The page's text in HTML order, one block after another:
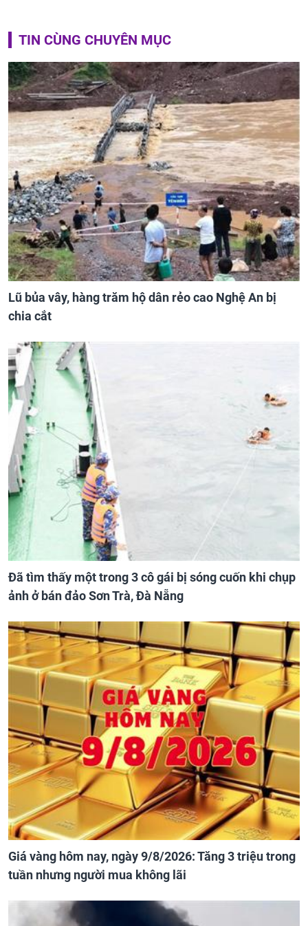
TIN CÙNG CHUYÊN MỤC
Lũ bủa vây, hàng trăm hộ dân rẻo cao Nghệ An bị
chia cắt
Đã tìm thấy một trong 3 cô gái bị sóng cuốn khi chụp
ảnh ở bán đảo Sơn Trà, Đà Nẵng
Giá vàng hôm nay, ngày 9/8/2026: Tăng 3 triệu trong
tuần nhưng người mua không lãi